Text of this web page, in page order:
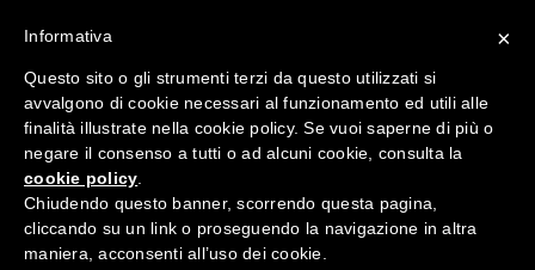
Tutte le categorie
×
Informativa
Questo sito o gli strumenti terzi da questo utilizzati si
avvalgono di cookie necessari al funzionamento ed utili alle
finalità illustrate nella cookie policy. Se vuoi saperne di più o
negare il consenso a tutti o ad alcuni cookie, consulta la
cookie policy
Chiudendo questo banner, scorrendo questa pagina,
cliccando su un link o proseguendo la navigazione in altra
maniera, acconsenti all’uso dei cookie.